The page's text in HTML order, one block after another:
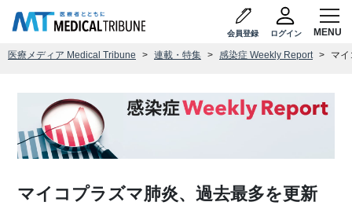
会員登録 ログイン
医療メディア Medical Tribune 連載・特集 感染症 Weekly Report マ
マイコプラズマ肺炎、過去最多を更新